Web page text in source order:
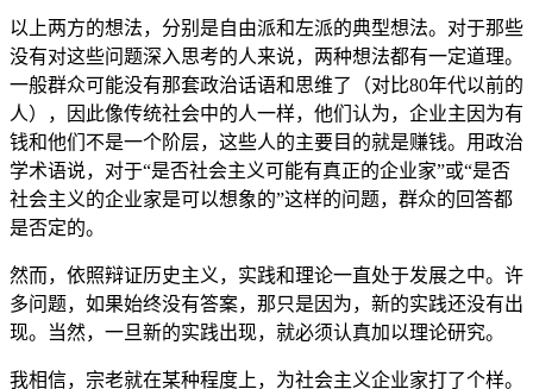
以上两方的想法，分别是自由派和左派的典型想法。对于那些
没有对这些问题深入思考的人来说，两种想法都有一定道理。
一般群众可能没有那套政治话语和思维了（对比80年代以前的
人），因此像传统社会中的人一样，他们认为，企业主因为有
钱和他们不是一个阶层，这些人的主要目的就是赚钱。用政治
学术语说，对于“是否社会主义可能有真正的企业家”或“是否
社会主义的企业家是可以想象的”这样的问题，群众的回答都
是否定的。
然而，依照辩证历史主义，实践和理论一直处于发展之中。许
多问题，如果始终没有答案，那只是因为，新的实践还没有出
现。当然，一旦新的实践出现，就必须认真加以理论研究。
我相信，宗老就在某种程度上，为社会主义企业家打了个样。